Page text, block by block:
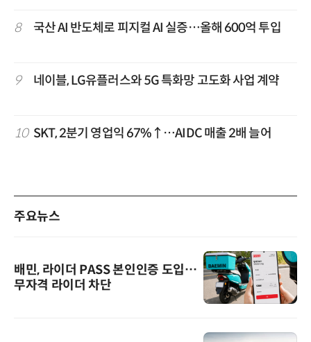
8 국산 AI 반도체로 피지컬 AI 실증…올해 600억 투입
9 네이블, LG유플러스와 5G 특화망 고도화 사업 계약
10 SKT, 2분기 영업익 67%↑…AIDC 매출 2배 늘어
주요뉴스
배민, 라이더 PASS 본인인증 도입…
무자격 라이더 차단